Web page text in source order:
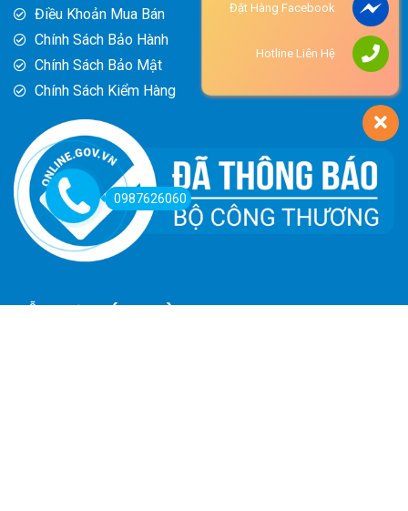
Điều Khoản Mua Bán
Chính Sách Bảo Hành
Chính Sách Bảo Mật
Chính Sách Kiểm Hàng
HỖ TRỢ KHÁCH HÀNG
0987626060
Đặt Hàng Facebook
Hotline Liên Hệ